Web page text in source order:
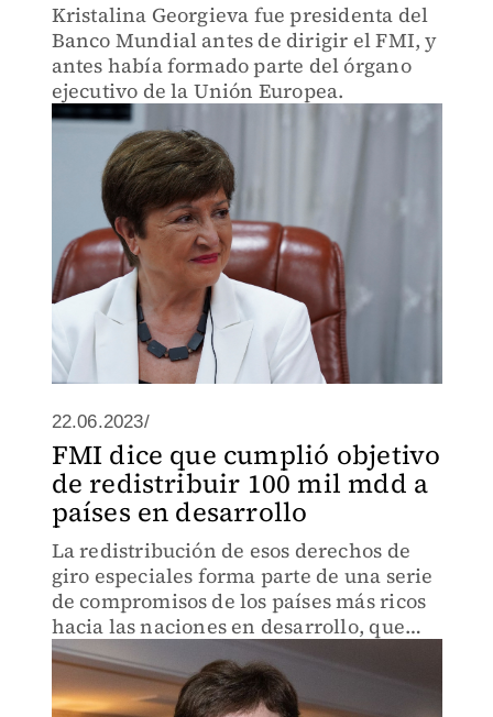
Kristalina Georgieva fue presidenta del
Banco Mundial antes de dirigir el FMI, y
antes había formado parte del órgano
ejecutivo de la Unión Europea.
22.06.2023/
FMI dice que cumplió objetivo
de redistribuir 100 mil mdd a
países en desarrollo
La redistribución de esos derechos de
giro especiales forma parte de una serie
de compromisos de los países más ricos
hacia las naciones en desarrollo, que
tardaron en materializarse.